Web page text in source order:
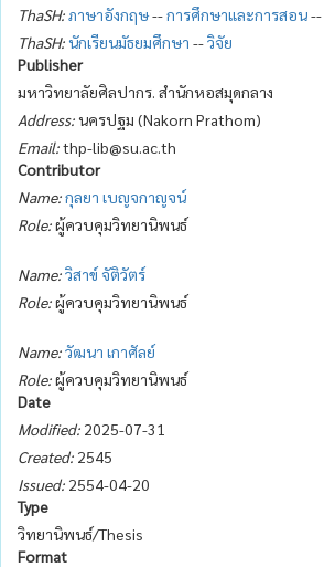
ThaSH:ภาษาอังกฤษ--การศึกษาและการสอน--
ThaSH:นักเรียนมัธยมศึกษา --วิจัย
Publisher
มหาวิทยาลัยศิลปากร. สำนักหอสมุดกลาง
Address:นครปฐม (Nakorn Prathom)
Email:thp-lib@su.ac.th
Contributor
Name:กุลยา เบญจกาญจน์
Role:ผู้ควบคุมวิทยานิพนธ์
Name:วิสาข์ จัติวัตร์
Role:ผู้ควบคุมวิทยานิพนธ์
Name:วัฒนา เกาศัลย์
Role:ผู้ควบคุมวิทยานิพนธ์
Date
Modified: 2025-07-31
Created: 2545
Issued: 2554-04-20
Type
วิทยานิพนธ์/Thesis
Format